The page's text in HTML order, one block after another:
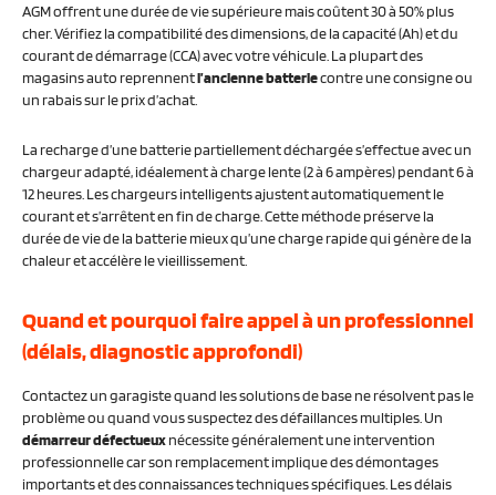
AGM offrent une durée de vie supérieure mais coûtent 30 à 50% plus
cher. Vérifiez la compatibilité des dimensions, de la capacité (Ah) et du
courant de démarrage (CCA) avec votre véhicule. La plupart des
magasins auto reprennentl’ancienne batteriecontre une consigne ou
un rabais sur le prix d’achat.
La recharge d’une batterie partiellement déchargée s’effectue avec un
chargeur adapté, idéalement à charge lente (2 à 6 ampères) pendant 6 à
12 heures. Les chargeurs intelligents ajustent automatiquement le
courant et s’arrêtent en fin de charge. Cette méthode préserve la
durée de vie de la batterie mieux qu’une charge rapide qui génère de la
chaleur et accélère le vieillissement.
Quand et pourquoi faire appel à un professionnel
(délais, diagnostic approfondi)
Contactez un garagiste quand les solutions de base ne résolvent pas le
problème ou quand vous suspectez des défaillances multiples. Un
démarreur défectueuxnécessite généralement une intervention
professionnelle car son remplacement implique des démontages
importants et des connaissances techniques spécifiques. Les délais